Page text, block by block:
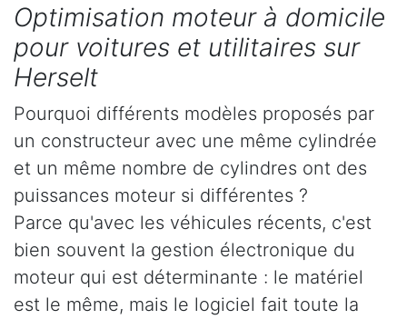
Optimisation moteur à domicile
pour voitures et utilitaires sur
Herselt
Pourquoi différents modèles proposés par
un constructeur avec une même cylindrée
et un même nombre de cylindres ont des
puissances moteur si différentes ?
Parce qu'avec les véhicules récents, c'est
bien souvent la gestion électronique du
moteur qui est déterminante : le matériel
est le même, mais le logiciel fait toute la